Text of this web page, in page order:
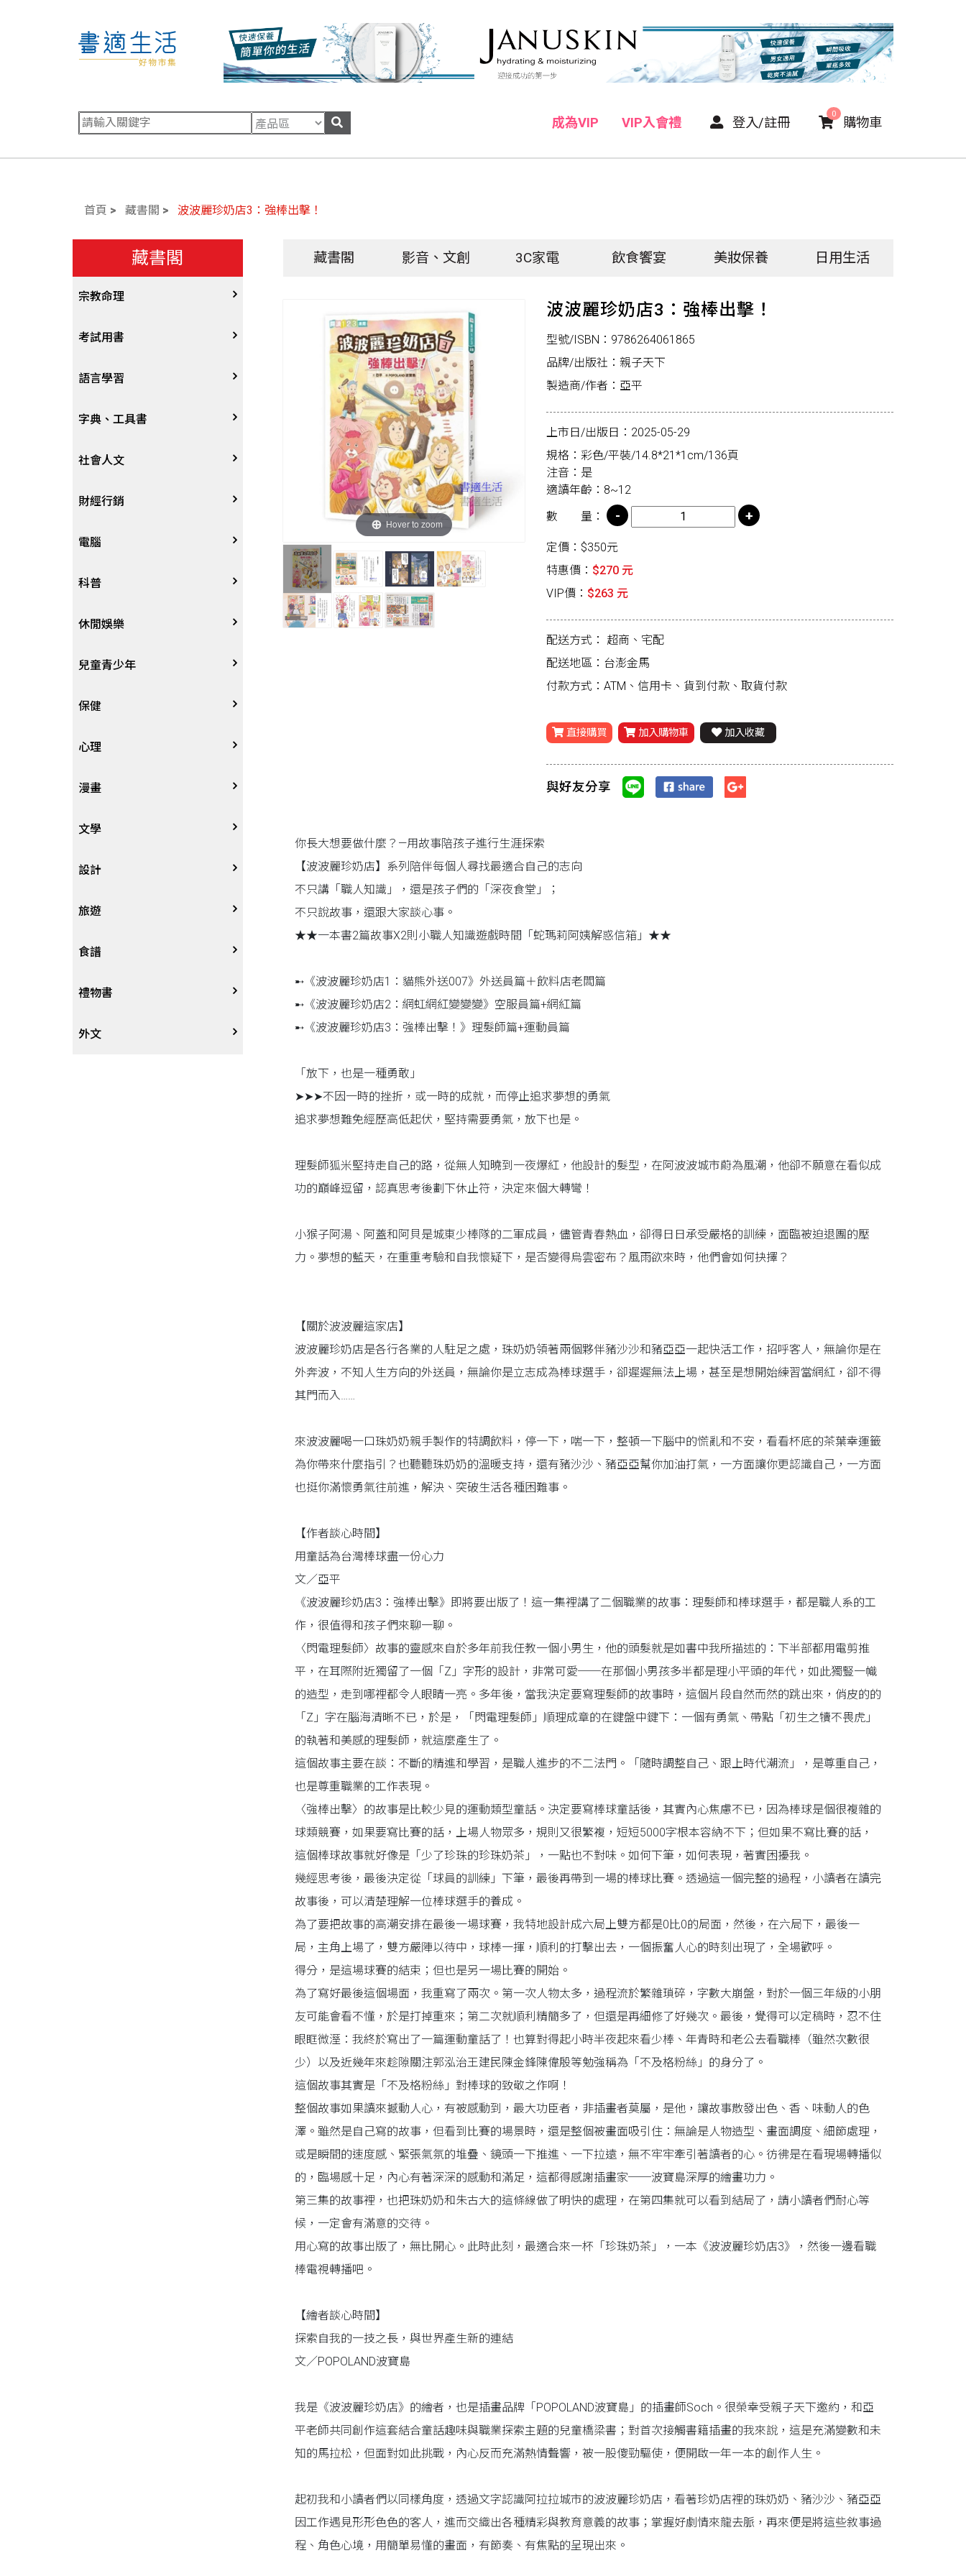
成為VIP VIP入會禮 登入/註冊 購物車
0
首頁 藏書閣 波波麗珍奶店3：強棒出擊！
藏書閣
宗教命理
宗教
星象星座命理
考試用書
四技二專大學
國考、檢定
留學考試
學習法/考試方法
國中小參考書
語言學習
英語/美語
日語
韓語
歐語
東南亞語
閩南語/台語
其他語言
中文
字典、工具書
字辭典
百科、圖鑑
地圖集
其他工具書
社會人文
社會學、人文思想
法律
政治
軍事
哲學
歷史地理
歷史人物傳記
兩岸國際
財經行銷
行銷廣告
談判溝通
電子商務&趨勢
生涯規劃
經營管理、成功學
商學、經濟學
投資理財
人物傳記
職場工作術
電腦
軟體
硬體
技能檢定
電玩攻略
其他
科普
大自然動植物
天文地理
物理化學
科普
數學
航空
休閒娛樂
體育運動
音樂、樂譜
繪畫/書法
攝影
電影
棋藝桌遊
寵物
時尚、瘦身、芳療
戲劇、舞蹈
動腦解謎
兒童青少年
0~3歲
4~8歲
8~12歲
12~18歲
遊戲書
英語書
教育教養
保健
家庭、親子
疾病養生
醫療人文
心理
心理學
勵志成長
人際關係
生老病死
漫畫
漫畫
圖文繪本
限制級漫畫
文學
中文文學
中文詩詞
武俠小說
奇幻恐佈小說
推理小說
設計
藝術設計
居家佈置
建築工藝
園藝
旅遊
台灣
中港澳
日韓
食譜
中式
西式
禮物書
外文
藏書閣 影音、文創 3C家電 飲食饗宴 美妝保養 日用生活
Hover to zoom
波波麗珍奶店3：強棒出擊！
型號/ISBN：9786264061865
品牌/出版社：親子天下
製造商/作者：亞平
上市日/出版日：2025-05-29
規格：彩色/平裝/14.8*21*1cm/136頁
注音：是
適讀年齡：8~12
數 量：
定價：$350元
特惠價： $270 元
VIP價： $263 元
配送方式： 超商、宅配
配送地區：台澎金馬
付款方式：ATM、信用卡、貨到付款、取貨付款
直接購買 加入購物車 加入收藏
與好友分享
你長大想要做什麼？—用故事陪孩子進行生涯探索
【波波麗珍奶店】系列陪伴每個人尋找最適合自己的志向
不只講「職人知識」，還是孩子們的「深夜食堂」；
不只說故事，還跟大家談心事。
★★一本書2篇故事X2則小職人知識遊戲時間「蛇瑪莉阿姨解惑信箱」★★
➸《波波麗珍奶店1：貓熊外送007》外送員篇＋飲料店老闆篇
➸《波波麗珍奶店2：網虹網紅變變變》空服員篇+網紅篇
➸《波波麗珍奶店3：強棒出擊！》理髮師篇+運動員篇
「放下，也是一種勇敢」
➤➤➤不因一時的挫折，或一時的成就，而停止追求夢想的勇氣
追求夢想難免經歷高低起伏，堅持需要勇氣，放下也是。
理髮師狐米堅持走自己的路，從無人知曉到一夜爆紅，他設計的髮型，在阿波波城市蔚為風潮，他卻不願意在看似成
功的巔峰逗留，認真思考後劃下休止符，決定來個大轉彎！
小猴子阿湯、阿蓋和阿貝是城東少棒隊的二軍成員，儘管青春熱血，卻得日日承受嚴格的訓練，面臨被迫退團的壓
力。夢想的藍天，在重重考驗和自我懷疑下，是否變得烏雲密布？風雨欲來時，他們會如何抉擇？
【關於波波麗這家店】
波波麗珍奶店是各行各業的人駐足之處，珠奶奶領著兩個夥伴豬沙沙和豬亞亞一起快活工作，招呼客人，無論你是在
外奔波，不知人生方向的外送員，無論你是立志成為棒球選手，卻遲遲無法上場，甚至是想開始練習當網紅，卻不得
其門而入……
來波波麗喝一口珠奶奶親手製作的特調飲料，停一下，喘一下，整頓一下腦中的慌亂和不安，看看杯底的茶葉幸運籤
為你帶來什麼指引？也聽聽珠奶奶的溫暖支持，還有豬沙沙、豬亞亞幫你加油打氣，一方面讓你更認識自己，一方面
也挺你滿懷勇氣往前進，解決、突破生活各種困難事。
【作者談心時間】
用童話為台灣棒球盡一份心力
文／亞平
《波波麗珍奶店3：強棒出擊》即將要出版了！這一集裡講了二個職業的故事：理髮師和棒球選手，都是職人系的工
作，很值得和孩子們來聊一聊。
〈閃電理髮師〉故事的靈感來自於多年前我任教一個小男生，他的頭髮就是如書中我所描述的：下半部都用電剪推
平，在耳際附近獨留了一個「Z」字形的設計，非常可愛──在那個小男孩多半都是理小平頭的年代，如此獨豎一幟
的造型，走到哪裡都令人眼睛一亮。多年後，當我決定要寫理髮師的故事時，這個片段自然而然的跳出來，俏皮的的
「Z」字在腦海清晰不已，於是，「閃電理髮師」順理成章的在鍵盤中鍵下：一個有勇氣、帶點「初生之犢不畏虎」
的執著和美感的理髮師，就這麼產生了。
這個故事主要在談：不斷的精進和學習，是職人進步的不二法門。「隨時調整自己、跟上時代潮流」，是尊重自己，
也是尊重職業的工作表現。
〈強棒出擊〉的故事是比較少見的運動類型童話。決定要寫棒球童話後，其實內心焦慮不已，因為棒球是個很複雜的
球類競賽，如果要寫比賽的話，上場人物眾多，規則又很繁複，短短5000字根本容納不下；但如果不寫比賽的話，
這個棒球故事就好像是「少了珍珠的珍珠奶茶」，一點也不對味。如何下筆，如何表現，著實困擾我。
幾經思考後，最後決定從「球員的訓練」下筆，最後再帶到一場的棒球比賽。透過這一個完整的過程，小讀者在讀完
故事後，可以清楚理解一位棒球選手的養成。
為了要把故事的高潮安排在最後一場球賽，我特地設計成六局上雙方都是0比0的局面，然後，在六局下，最後一
局，主角上場了，雙方嚴陣以待中，球棒一揮，順利的打擊出去，一個振奮人心的時刻出現了，全場歡呼。
得分，是這場球賽的結束；但也是另一場比賽的開始。
為了寫好最後這個場面，我重寫了兩次。第一次人物太多，過程流於繁雜瑣碎，字數大崩盤，對於一個三年級的小朋
友可能會看不懂，於是打掉重來；第二次就順利精簡多了，但還是再細修了好幾次。最後，覺得可以定稿時，忍不住
眼眶微溼：我終於寫出了一篇運動童話了！也算對得起小時半夜起來看少棒、年青時和老公去看職棒（雖然次數很
少）以及近幾年來趁隙關注郭泓治王建民陳金鋒陳偉殷等勉強稱為「不及格粉絲」的身分了。
這個故事其實是「不及格粉絲」對棒球的致敬之作啊！
整個故事如果讀來撼動人心，有被感動到，最大功臣者，非插畫者莫屬，是他，讓故事散發出色、香、味動人的色
澤。雖然是自己寫的故事，但看到比賽的場景時，還是整個被畫面吸引住：無論是人物造型、畫面調度、細節處理，
或是瞬間的速度感、緊張氣氛的堆疊、鏡頭一下推進、一下拉遠，無不牢牢牽引著讀者的心。彷彿是在看現場轉播似
的，臨場感十足，內心有著深深的感動和滿足，這都得感謝插畫家──波寶島深厚的繪畫功力。
第三集的故事裡，也把珠奶奶和朱古大的這條線做了明快的處理，在第四集就可以看到結局了，請小讀者們耐心等
候，一定會有滿意的交待。
用心寫的故事出版了，無比開心。此時此刻，最適合來一杯「珍珠奶茶」，一本《波波麗珍奶店3》，然後一邊看職
棒電視轉播吧。
【繪者談心時間】
探索自我的一技之長，與世界產生新的連結
文／POPOLAND波寶島
我是《波波麗珍奶店》的繪者，也是插畫品牌「POPOLAND波寶島」的插畫師Soch。很榮幸受親子天下邀約，和亞
平老師共同創作這套結合童話趣味與職業探索主題的兒童橋梁書；對首次接觸書籍插畫的我來說，這是充滿變數和未
知的馬拉松，但面對如此挑戰，內心反而充滿熱情聲響，被一股傻勁驅使，便開啟一年一本的創作人生。
起初我和小讀者們以同樣角度，透過文字認識阿拉拉城市的波波麗珍奶店，看著珍奶店裡的珠奶奶、豬沙沙、豬亞亞
因工作遇見形形色色的客人，進而交織出各種精彩與教育意義的故事；掌握好劇情來龍去脈，再來便是將這些敘事過
程、角色心境，用簡單易懂的畫面，有節奏、有焦點的呈現出來。